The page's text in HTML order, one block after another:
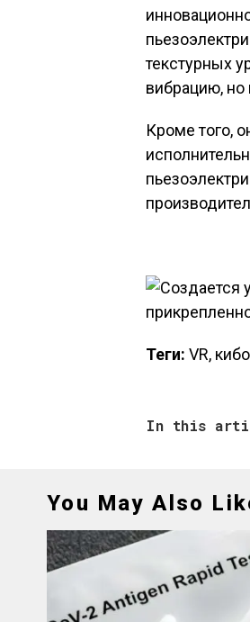
текстурных
вибрацию, но
Кроме того,
Теги: VR,
In this
You May Also